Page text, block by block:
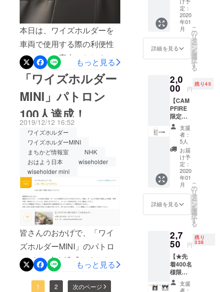
ダー」と共に、幸多き一年
をお過ごしください。
くの広報をお願い致しま
す。今回の製品は前作の製
品に比べても完成度がかな
り上がった製品です。 期間
を逃さずにワイズホルダー
ミニの初ユーザーになって
ください！楽しい連休をお
過ごしください。
本日は、ワイズホルダーを
車両で使用する際の利便性
についてご案内いたしま
す。車にゴミ箱が必要な理
由は、次の絵一枚で説明に
代えます。ゴミが出たらす
ぐに捨てられるように車内
用のゴミ箱があればいいの
ですが、今までできなかっ
たのは狭いスペースのせい
です。キッチンに比べて車
両で使用されている方が多
くはありませんが、その満
足度は私たちの予想よりも
はるかに高かったです。車
両用としてワイズホルダー
を購入した方の満足度なぜ
ワイズホルダーを車で使う
もっと見る
「ワイズホルダー
MINI」パトロン
100人達成！
2019/12/12 16:52
ワイズホルダー
ワイズホルダーMINI
まちかど情報室
NHK
おはよう日本
wiseholder
wiseholder mini
皆さんのおかげで、「ワイ
ズホルダーMINI」のパトロ
ンが100人を達成しました。
感謝の気持ちと共に、プロ
ジェクトを100%を達成でき
もっと見る
1 2 次のページ
SJ生活健康
は、これか
らもさまざ
と素材の
ルダー」を
持続的に研
究・開発
し、皆さん
の日常がさ
らに安全で
楽しくなる
ように尽力
して参りま
す。
含め
「ワイ
ズ袋
2L」
（10
枚） ■
ダー
MINI」 :
185mm
x
120mm
x
8mm(ハ
ンドル
含め
27mm)
「ワイ
ズ袋
2L」 :
22cm x
35cm ■
本プロ
ジェク
（達成
後支援
型）で
す。 目
標を達
成した
場合の
シング
ル ※送
料無料
■内容物
「ワイ
ズホル
ダー
MINI」
(色：
Dark
Chocol
ate /
White) *
スペア
吸盤 +
吸着
パット
含め ■
サイズ
「ワイ
ズホル
ダー
MINI」 :
185mm
x
8mm(ハ
ンドル
含め
27mm)
■本プロ
ジェク
トはAll
or
Nothing
定：
2020
年01
月
詳細を見る
こ
の
リ
タ
ー
ン
を
選
択
す
る
2,0
00 円
残り45
【CAM
PFIRE
限定価
格】
「ワイ
ズ袋
2L」
×100枚
※送料無
容物
「ワイ
ズ袋
2L」
×100枚
■サイズ
ズ袋
2L」 :
22cm x
35cm ■
本プロ
ジェク
トはAll
支援
者：
5人
お届
け予
定：
2020
年01
月
詳細を見る
こ
の
リ
タ
ー
ン
を
選
択
す
る
2,7
50 円
残り
338
【★先
着400名
様限
定】 ワ
イズホ
支援
者：